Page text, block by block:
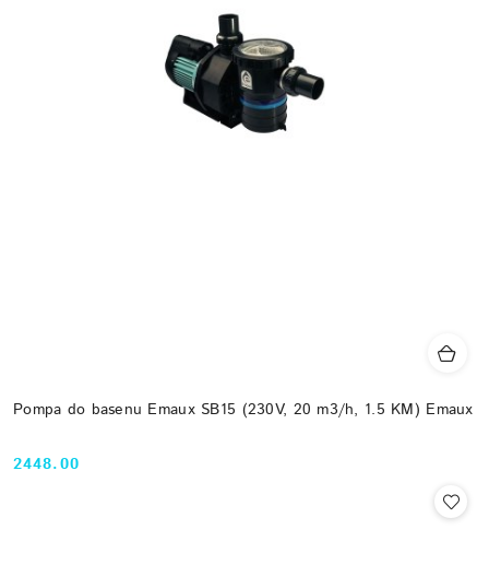
Pompa do basenu Emaux SB15 (230V, 20 m3/h, 1.5 KM) Emaux
Cena:
2448.00